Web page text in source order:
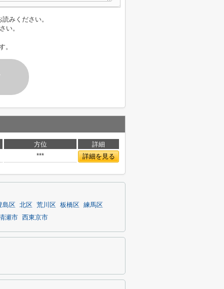
みください。
い。
。
方位
詳細
***
詳細を見る
島区 北区 荒川区 板橋区
練馬区
瀬市
西東京市